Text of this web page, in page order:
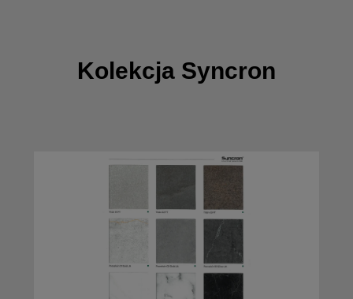
Kolekcja Syncron